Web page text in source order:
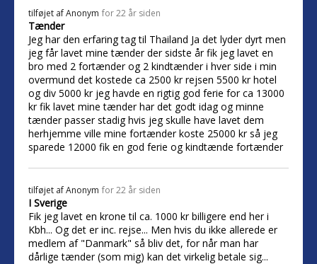
tilføjet afAnonym for 22 år siden
Tænder
Jeg har den erfaring tag til Thailand Ja det lyder dyrt men
jeg får lavet mine tænder der sidste år fik jeg lavet en
bro med 2 fortænder og 2 kindtænder i hver side i min
overmund det kostede ca 2500 kr rejsen 5500 kr hotel
og div 5000 kr jeg havde en rigtig god ferie for ca 13000
kr fik lavet mine tænder har det godt idag og minne
tænder passer stadig hvis jeg skulle have lavet dem
herhjemme ville mine fortænder koste 25000 kr så jeg
sparede 12000 fik en god ferie og kindtænde fortænder
tilføjet afAnonym for 22 år siden
I Sverige
Fik jeg lavet en krone til ca. 1000 kr billigere end her i
Kbh... Og det er inc. rejse... Men hvis du ikke allerede er
medlem af "Danmark" så bliv det, for når man har
dårlige tænder (som mig) kan det virkelig betale sig...